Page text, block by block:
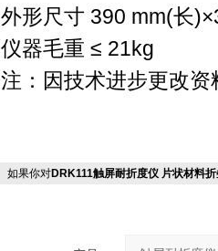
外形尺寸 390 mm(长
仪器毛重 ≤ 21kg
注：因技术进步更改
如果你对DRK111触屏耐折度仪 片状材料